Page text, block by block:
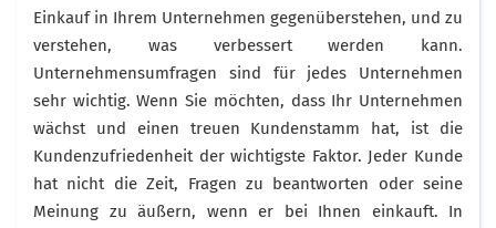
Einkauf in Ihrem Unternehmen gegenüberstehen, und zu
verstehen, was verbessert werden kann.
Unternehmensumfragen sind für jedes Unternehmen
sehr wichtig. Wenn Sie möchten, dass Ihr Unternehmen
wächst und einen treuen Kundenstamm hat, ist die
Kundenzufriedenheit der wichtigste Faktor. Jeder Kunde
hat nicht die Zeit, Fragen zu beantworten oder seine
Meinung zu äußern, wenn er bei Ihnen einkauft. In